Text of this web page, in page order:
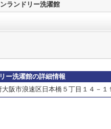
ランドリー洗濯館
ー洗濯館の詳細情報
大阪市浪速区日本橋５丁目１４－１